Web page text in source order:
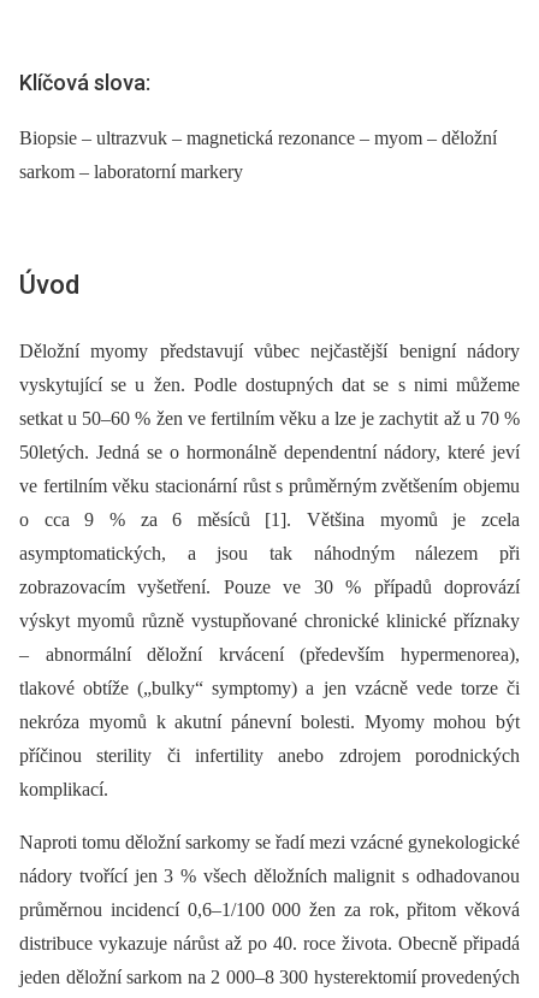
Klíčová slova:
Biopsie – ultrazvuk – magnetická rezonance – myom – děložní
sarkom – laboratorní markery
Úvod
Děložní myomy představují vůbec nejčastější benigní nádory
vyskytující se u žen. Podle dostupných dat se s nimi můžeme
setkat u 50–60 % žen ve fertilním věku a lze je zachytit až u 70 %
50letých. Jedná se o hormonálně dependentní nádory, které jeví
ve fertilním věku stacionární růst s průměrným zvětšením objemu
o cca 9 % za 6 měsíců [1]. Většina myomů je zcela
asymptomatických, a jsou tak náhodným nálezem při
zobrazovacím vyšetření. Pouze ve 30 % případů doprovází
výskyt myomů různě vystupňované chronické klinické příznaky
–⁠ abnormální děložní krvácení (především hypermenorea),
tlakové obtíže („bulky“ symptomy) a jen vzácně vede torze či
nekróza myomů k akutní pánevní bolesti. Myomy mohou být
příčinou sterility či infertility anebo zdrojem porodnických
komplikací.
Naproti tomu děložní sarkomy se řadí mezi vzácné gynekologické
nádory tvořící jen 3 % všech děložních malignit s odhadovanou
průměrnou incidencí 0,6–1/100 000 žen za rok, přitom věková
distribuce vykazuje nárůst až po 40. roce života. Obecně připadá
jeden děložní sarkom na 2 000–8 300 hysterektomií provedených